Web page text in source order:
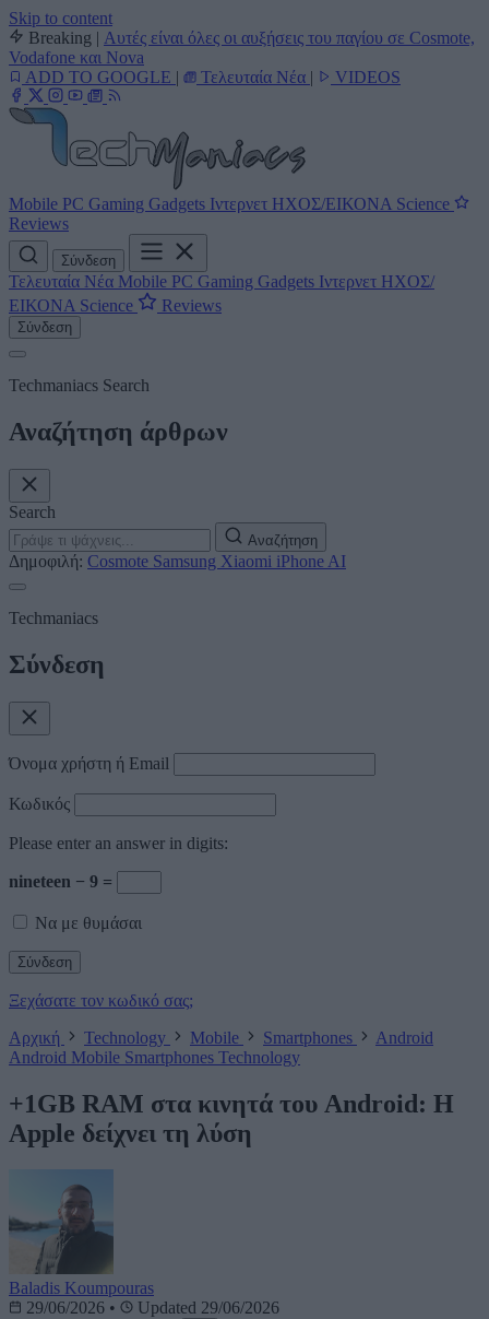
Skip to content
Breaking | Αυτές είναι όλες οι αυξήσεις του παγίου σε Cosmote,
Vodafone και Nova
ADD TO GOOGLE | Τελευταία Νέα | VIDEOS
Mobile PC Gaming Gadgets Ιντερνετ ΗΧΟΣ/ΕΙΚΟΝΑ Science
Reviews
Σύνδεση
Τελευταία Νέα Mobile PC Gaming Gadgets Ιντερνετ ΗΧΟΣ/
ΕΙΚΟΝΑ Science Reviews
Σύνδεση
Techmaniacs Search
Αναζήτηση άρθρων
Search
Αναζήτηση
Δημοφιλή: Cosmote Samsung Xiaomi iPhone AI
Techmaniacs
Σύνδεση
Όνομα χρήστη ή Email
Κωδικός
Please enter an answer in digits:
nineteen − 9 =
Να με θυμάσαι
Ξεχάσατε τον κωδικό σας;
Αρχική
Technology Mobile Smartphones
Android
Android Mobile Smartphones Technology
+1GB RAM στα κινητά του Android: Η
Apple δείχνει τη λύση
Baladis Koumpouras
29/06/2026 •
Updated 29/06/2026